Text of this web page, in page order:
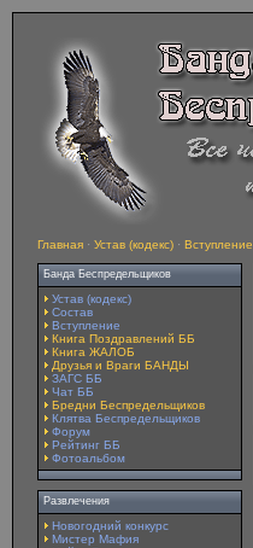
Главная · Устав (кодекс) · Вступление
Банда Беспредельщиков
Устав (кодекс)
Состав
Вступление
Книга Поздравлений ББ
Книга ЖАЛОБ
Друзья и Враги БАНДЫ
ЗАГС ББ
Чат ББ
Бредни Беспредельщиков
Клятва Беспредельщиков
Форум
Рейтинг ББ
Фотоальбом
Развлечения
Новогодний конкурс
Мистер Мафия